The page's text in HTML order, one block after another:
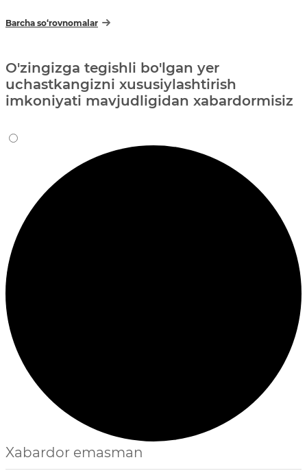
Barcha so‘rovnomalar
O'zingizga tegishli bo'lgan yer
uchastkangizni xususiylashtirish
imkoniyati mavjudligidan xabardormisiz
Xabardor emasman